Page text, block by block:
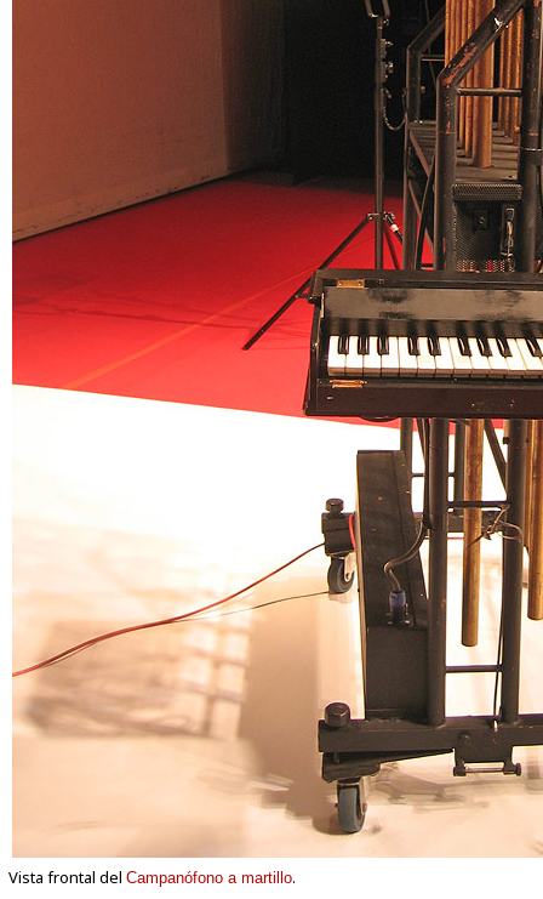
Vista frontal del Campanófono a martillo.